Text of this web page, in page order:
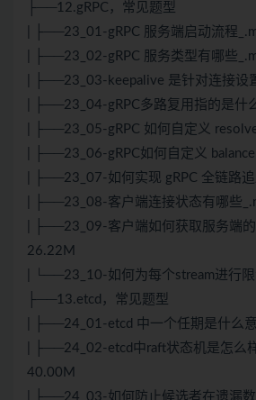
├──12.gRPC，常见题型
| ├──23_01-gRPC 服务端启动流程
| ├──23_02-gRPC 服务类型有哪些
| ├──23_03-keepalive 是针对连接设
| ├──23_04-gRPC多路复用指的是什
| ├──23_05-gRPC 如何自定义
| ├──23_06-gRPC如何自定义
| ├──23_07-如何实现 gRPC 全链路
| ├──23_08-客户端连接状态有哪些
| ├──23_09-客户端如何获取服务端
26.22M
| └──23_10-如何为每个stream进行
├──13.etcd，常见题型
| ├──24_01-etcd 中一个任期是什么
| ├──24_02-etcd中raft状态机是怎么
40.00M
| ├──24_03-如何防止候选者在遗漏